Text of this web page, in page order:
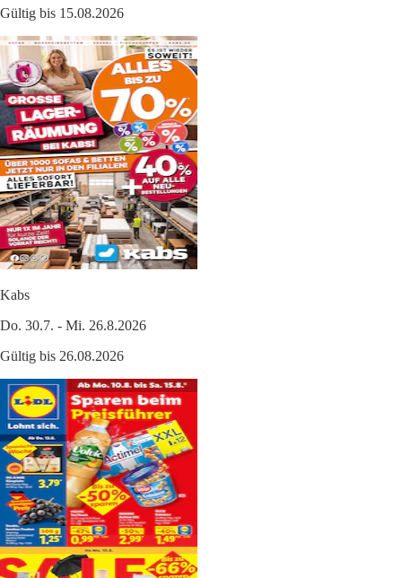
Gültig bis 15.08.2026
Kabs
Do. 30.7. - Mi. 26.8.2026
Gültig bis 26.08.2026